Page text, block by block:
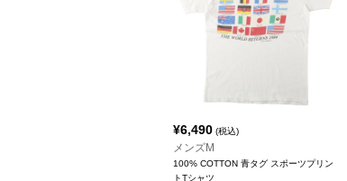
¥6,490 (税込)
メンズM
100% COTTON 青タグ スポーツプリン
トTシャツ